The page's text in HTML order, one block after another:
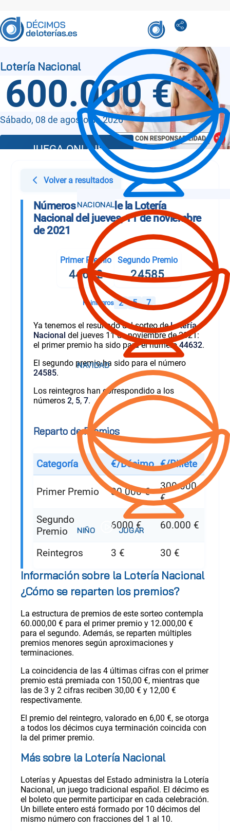
Volver a resultados
Números Sorteo de la Lotería
Nacional del jueves, 11 de noviembre
de 2021
Primer Premio
44632
Segundo Premio
24585
Reintegros 2 5 7
Ya tenemos el resultado del sorteo deLotería
Nacional del jueves 11 de noviembre de 2021:
el primer premio ha sido para el número44632.
El segundo premio ha sido para el número
24585.
Los reintegros han correspondido a los
números 2, 5, 7.
Reparto de Premios
Categoría €/Décimo €/Billete
Primer Premio 30.000 €
300.000
€
Segundo
Premio
6000 € 60.000 €
Reintegros 3 € 30 €
Información sobre la Lotería Nacional
¿Cómo se reparten los premios?
La estructura de premios de este sorteo contempla
60.000,00 € para el primer premio y 12.000,00 €
para el segundo. Además, se reparten múltiples
premios menores según aproximaciones y
terminaciones.
La coincidencia de las 4 últimas cifras con el primer
premio está premiada con 150,00 €, mientras que
las de 3 y 2 cifras reciben 30,00 € y 12,00 €
respectivamente.
El premio del reintegro, valorado en 6,00 €, se otorga
a todos los décimos cuya terminación coincida con
la del primer premio.
Más sobre la Lotería Nacional
Loterías y Apuestas del Estado administra la Lotería
Nacional, un juego tradicional español. El décimo es
el boleto que permite participar en cada celebración.
Un billete entero está formado por 10 décimos del
mismo número con fracciones del 1 al 10.
600.000 €
Sábado, 08 de agosto de 2026
JUEGA ONLINE